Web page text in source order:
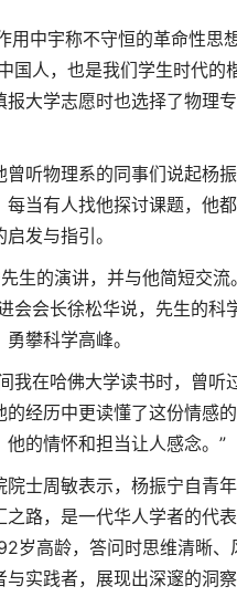
中宇称不守恒的革命性思
国人，也是我们学生时代
大学志愿时也选择了物理
物理系的同事们说起杨
当有人找他探讨课题，他
发与指引。
的演讲，并与他简短交流
会会长徐松华说，先生的科
攀科学高峰。
在哈佛大学读书时，曾听
经历中更读懂了这份情感
的情怀和担当让人感念。”
周敏表示，杨振宁自青
路，是一代华人学者的代
岁高龄，答问时思维清晰
实践者，展现出深邃的洞察